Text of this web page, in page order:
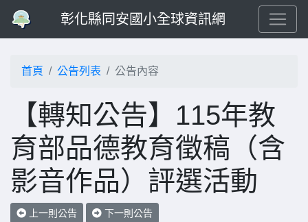
彰化縣同安國小全球資訊網
首頁 公告列表 公告內容
【轉知公告】115年教
育部品德教育徵稿（含
影音作品）評選活動
上一則公告 下一則公告